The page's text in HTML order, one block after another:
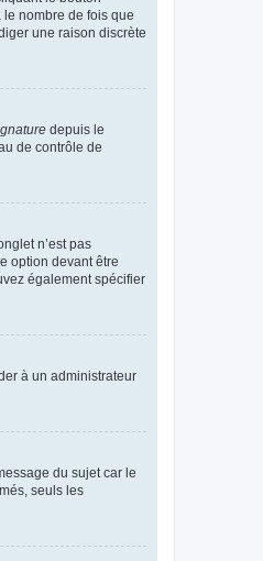
nombre de fois que
une raison discrète
depuis le
de contrôle de
n’est pas
option devant être
également spécifier
à un administrateur
du sujet car le
seuls les